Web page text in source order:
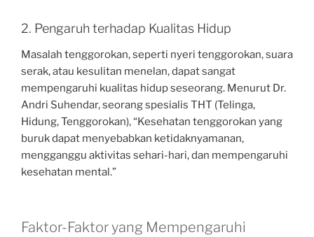
2. Pengaruh terhadap Kualitas Hidup
Masalah tenggorokan, seperti nyeri tenggorokan, suara
serak, atau kesulitan menelan, dapat sangat
mempengaruhi kualitas hidup seseorang. Menurut Dr.
Andri Suhendar, seorang spesialis THT (Telinga,
Hidung, Tenggorokan), “Kesehatan tenggorokan yang
buruk dapat menyebabkan ketidaknyamanan,
mengganggu aktivitas sehari-hari, dan mempengaruhi
kesehatan mental.”
Faktor-Faktor yang Mempengaruhi